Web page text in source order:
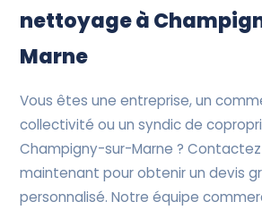
nettoyage à
Marne
Vous êtes une entreprise, un
collectivité ou un syndic de
Champigny-sur-Marne ?
maintenant pour obtenir un devis
personnalisé. Notre équipe